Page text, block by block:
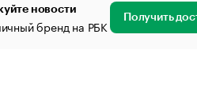
новости
бренд на РБК Получить